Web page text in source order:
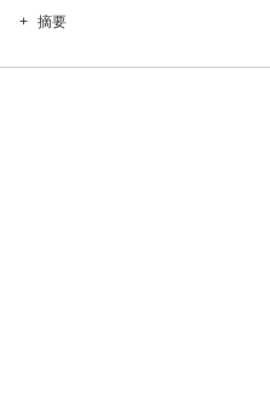
+
摘要